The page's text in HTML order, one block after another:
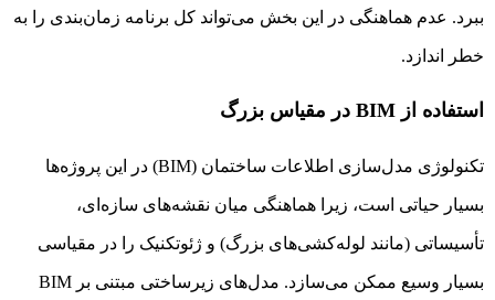
ببرد. عدم هماهنگی در این بخش می‌تواند کل برنامه زمان‌بندی را به
خطر اندازد.
استفاده از BIM در مقیاس بزرگ
تکنولوژی مدل‌سازی اطلاعات ساختمان (BIM) در این پروژه‌ها
بسیار حیاتی است، زیرا هماهنگی میان نقشه‌های سازه‌ای،
تأسیساتی (مانند لوله‌کشی‌های بزرگ) و ژئوتکنیک را در مقیاسی
بسیار وسیع ممکن می‌سازد. مدل‌های زیرساختی مبتنی بر BIM